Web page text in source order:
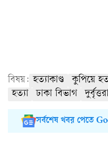
বিষয়: হত্যাকাণ্ড কুপিয়ে
হত্যা
ঢাকা বিভাগ দুর্বৃত্তরা
সর্বশেষ খবর পেতে